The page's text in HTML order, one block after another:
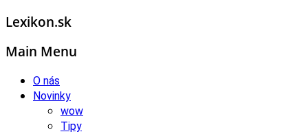
Lexikon.sk
Main Menu
O nás
Novinky
wow
Tipy